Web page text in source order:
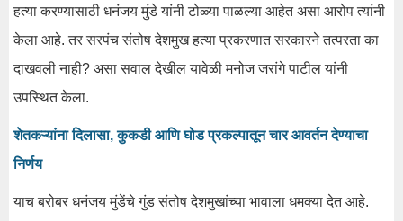
हत्या करण्यासाठी धनंजय मुंडे यांनी टोळ्या पाळल्या आहेत असा आरोप त्यांनी
केला आहे. तर सरपंच संतोष देशमुख हत्या प्रकरणात सरकारने तत्परता का
दाखवली नाही? असा सवाल देखील यावेळी मनोज जरांगे पाटील यांनी
उपस्थित केला.
शेतकऱ्यांना दिलासा, कुकडी आणि घोड प्रकल्पातून चार आवर्तन देण्याचा
निर्णय
याच बरोबर धनंजय मुंडेंचे गुंड संतोष देशमुखांच्या भावाला धमक्या देत आहे.